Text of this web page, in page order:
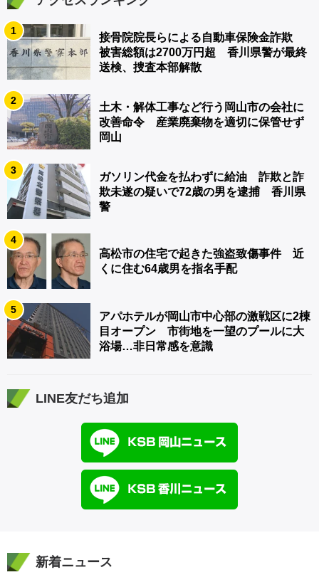
1
接骨院院長らによる自動車保険金詐欺
被害総額は2700万円超 香川県警が最終
送検、捜査本部解散
2
土木・解体工事など行う岡山市の会社に
改善命令 産業廃棄物を適切に保管せず
岡山
3
ガソリン代金を払わずに給油 詐欺と詐
欺未遂の疑いで72歳の男を逮捕 香川県
警
4
高松市の住宅で起きた強盗致傷事件 近
くに住む64歳男を指名手配
5
アパホテルが岡山市中心部の激戦区に2棟
目オープン 市街地を一望のプールに大
浴場…非日常感を意識
LINE友だち追加
新着ニュース